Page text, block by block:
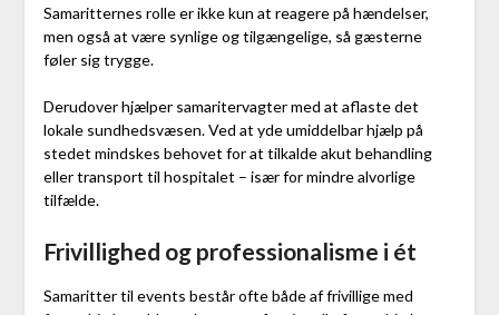
Samaritternes rolle er ikke kun at reagere på hændelser,
men også at være synlige og tilgængelige, så gæsterne
føler sig trygge.
Derudover hjælper samaritervagter med at aflaste det
lokale sundhedsvæsen. Ved at yde umiddelbar hjælp på
stedet mindskes behovet for at tilkalde akut behandling
eller transport til hospitalet – især for mindre alvorlige
tilfælde.
Frivillighed og professionalisme i ét
Samaritter til events består ofte både af frivillige med